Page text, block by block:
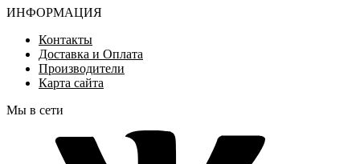
ИНФОРМАЦИЯ
Контакты
Доставка и Оплата
Производители
Карта сайта
Мы в сети